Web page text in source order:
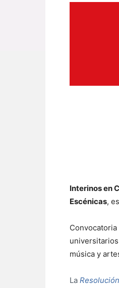
Interinos en
Escénicas,
música y
La